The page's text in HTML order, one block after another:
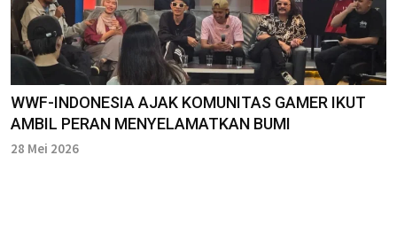
WWF-INDONESIA AJAK KOMUNITAS GAMER IKUT
AMBIL PERAN MENYELAMATKAN BUMI
28 Mei 2026